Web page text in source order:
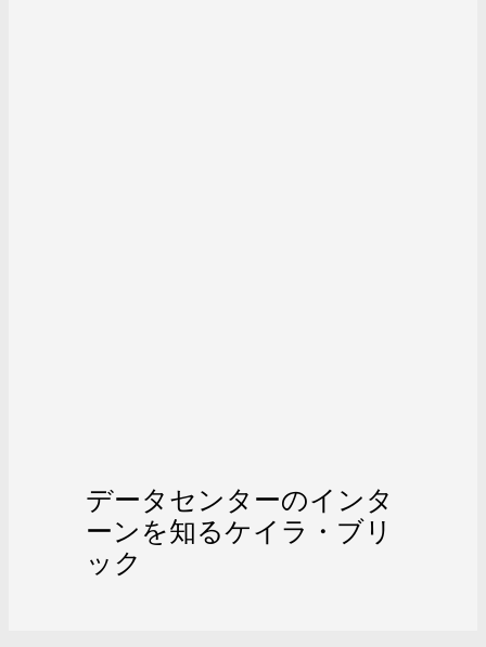
データセンターのインタ
ーンを知るケイラ・ブリ
ック